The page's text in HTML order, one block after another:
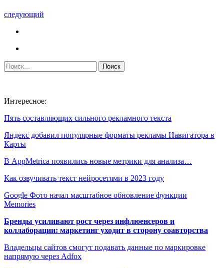
следующий
Интересное:
Пять составляющих сильного рекламного текста
Яндекс добавил популярные форматы рекламы Навигатора в
Карты
В AppMetrica появились новые метрики для анализа…
Как озвучивать текст нейросетями в 2023 году
Google Фото начал масштабное обновление функции
Memories
Бренды усиливают рост через инфлюенсеров и
коллаборации: маркетинг уходит в сторону соавторства
Владельцы сайтов смогут подавать данные по маркировке
напрямую через Adfox